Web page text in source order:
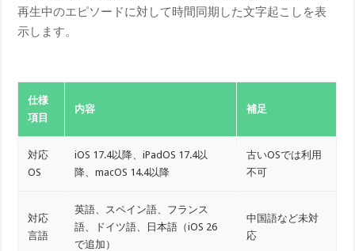
再生中のエピソードに対して時間同期した文字起こしを表
示します。
仕様
項目
内容 補足
対応
OS
iOS 17.4以降、iPadOS 17.4以
降、macOS 14.4以降
古いOSでは利用
不可
対応
言語
英語、スペイン語、フランス
語、ドイツ語、日本語（iOS 26
で追加）
中国語など未対
応